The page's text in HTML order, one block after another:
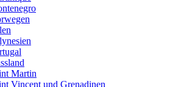
Martin
Vincent und Grenadinen